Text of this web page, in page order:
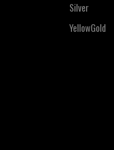
Silver
YellowGold